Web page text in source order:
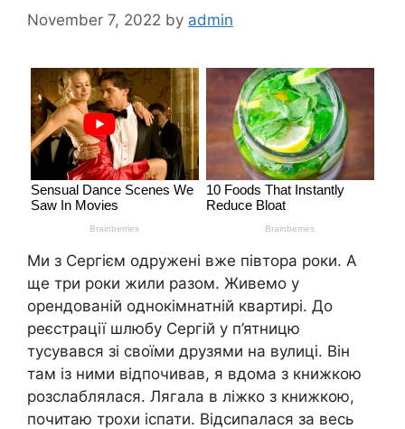
November 7, 2022 by admin
Ми з Сергієм одружені вже півтора роки. А
ще три роки жили разом. Живемо у
орендованій однокімнатній квартирі. До
реєстрації шлюбу Сергій у п’ятницю
тусувався зі своїми друзями на вулиці. Він
там із ними відпочивав, я вдома з книжкою
розслаблялася. Лягала в ліжко з книжкою,
почитаю трохи іспати. Відсипалася за весь